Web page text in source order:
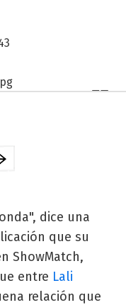
dice una
que su
ShowMatch,
entre Lali
relación que